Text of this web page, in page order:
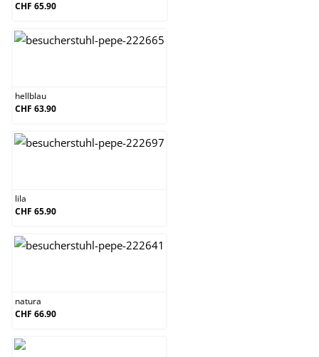
CHF 65.90
hellblau
CHF 63.90
lila
CHF 65.90
natura
CHF 66.90